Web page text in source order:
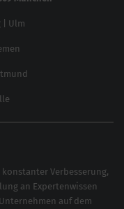
Ulm
Verbesserung,
an Expertenwissen
auf dem